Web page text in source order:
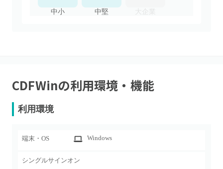
中小 中堅 大企業
CDFWinの利用環境・機能
利用環境
端末・OS Windows
シングルサインオン